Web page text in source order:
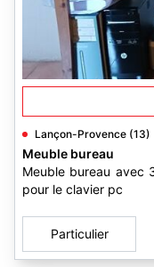
Lançon-Provence (13)
Meuble bureau
Meuble bureau avec
pour le clavier pc
Particulier